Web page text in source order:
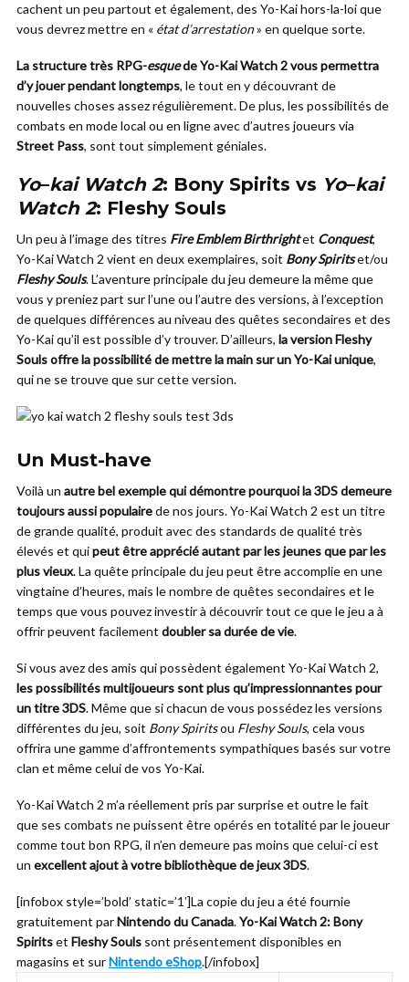
cachent un peu partout et également, des Yo-Kai hors-la-loi que
vous devrez mettre en « état d’arrestation» en quelque sorte.
La structure très RPG-esquede Yo-Kai Watch 2 vous permettra
d’y jouer pendant longtemps, le tout en y découvrant de
nouvelles choses assez régulièrement. De plus, les possibilités de
combats en mode local ou en ligne avec d’autres joueurs via
Street Pass, sont tout simplement géniales.
Yo–kai Watch 2: Bony Spirits vs Yo–kai
Watch 2: Fleshy Souls
Un peu à l’image des titres Fire Emblem Birthrightet Conquest,
Yo-Kai Watch 2 vient en deux exemplaires, soit Bony Spiritset/ou
Fleshy Souls. L’aventure principale du jeu demeure la même que
vous y preniez part sur l’une ou l’autre des versions, à l’exception
de quelques différences au niveau des quêtes secondaires et des
Yo-Kai qu’il est possible d’y trouver. D’ailleurs, la version Fleshy
Souls offre la possibilité de mettre la main sur un Yo-Kai unique,
qui ne se trouve que sur cette version.
Un Must-have
Voilà un autre bel exemple qui démontre pourquoi la 3DS demeure
toujours aussi populairede nos jours. Yo-Kai Watch 2 est un titre
de grande qualité, produit avec des standards de qualité très
élevés et quipeut être apprécié autant par les jeunes que par les
plus vieux. La quête principale du jeu peut être accomplie en une
vingtaine d’heures, mais le nombre de quêtes secondaires et le
temps que vous pouvez investir à découvrir tout ce que le jeu a à
offrir peuvent facilement doubler sa durée de vie.
Si vous avez des amis qui possèdent également Yo-Kai Watch 2,
les possibilités multijoueurs sont plus qu’impressionnantes pour
un titre 3DS. Même que si chacun de vous possédez les versions
différentes du jeu, soit Bony Spiritsou Fleshy Souls, cela vous
offrira une gamme d’affrontements sympathiques basés sur votre
clan et même celui de vos Yo-Kai.
Yo-Kai Watch 2 m’a réellement pris par surprise et outre le fait
que ses combats ne puissent être opérés en totalité par le joueur
comme tout bon RPG, il n’en demeure pas moins que celui-ci est
un excellent ajout à votre bibliothèque de jeux 3DS.
[infobox style=’bold’ static=’1′]La copie du jeu a été fournie
gratuitement parNintendo du Canada.Yo-Kai Watch 2: Bony
Spiritset Fleshy Souls sont présentement disponibles en
magasins et surNintendo eShop.[/infobox]